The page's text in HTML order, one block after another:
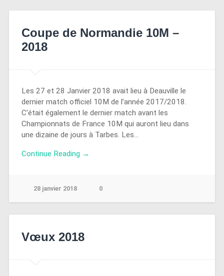
Coupe de Normandie 10M –
2018
Les 27 et 28 Janvier 2018 avait lieu à Deauville le
dernier match officiel 10M de l’année 2017/2018.
C’était également le dernier match avant les
Championnats de France 10M qui auront lieu dans
une dizaine de jours à Tarbes. Les…
Continue Reading →
28 janvier 2018 0
Vœux 2018